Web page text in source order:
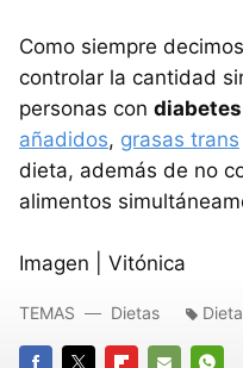
Como siempre
controlar la cantidad
personas con diabetes
añadidos, grasas trans
dieta, además de no
alimentos
Imagen | Vitónica
TEMAS Dietas